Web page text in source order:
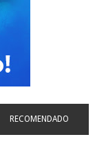
RECOMENDADO